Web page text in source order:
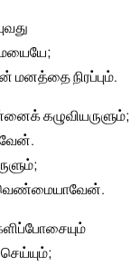
நிரப்பும்.
கழுவியருளும்;
வெண்மையாவேன்.